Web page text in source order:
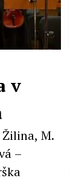
v
Žilina, M.
–